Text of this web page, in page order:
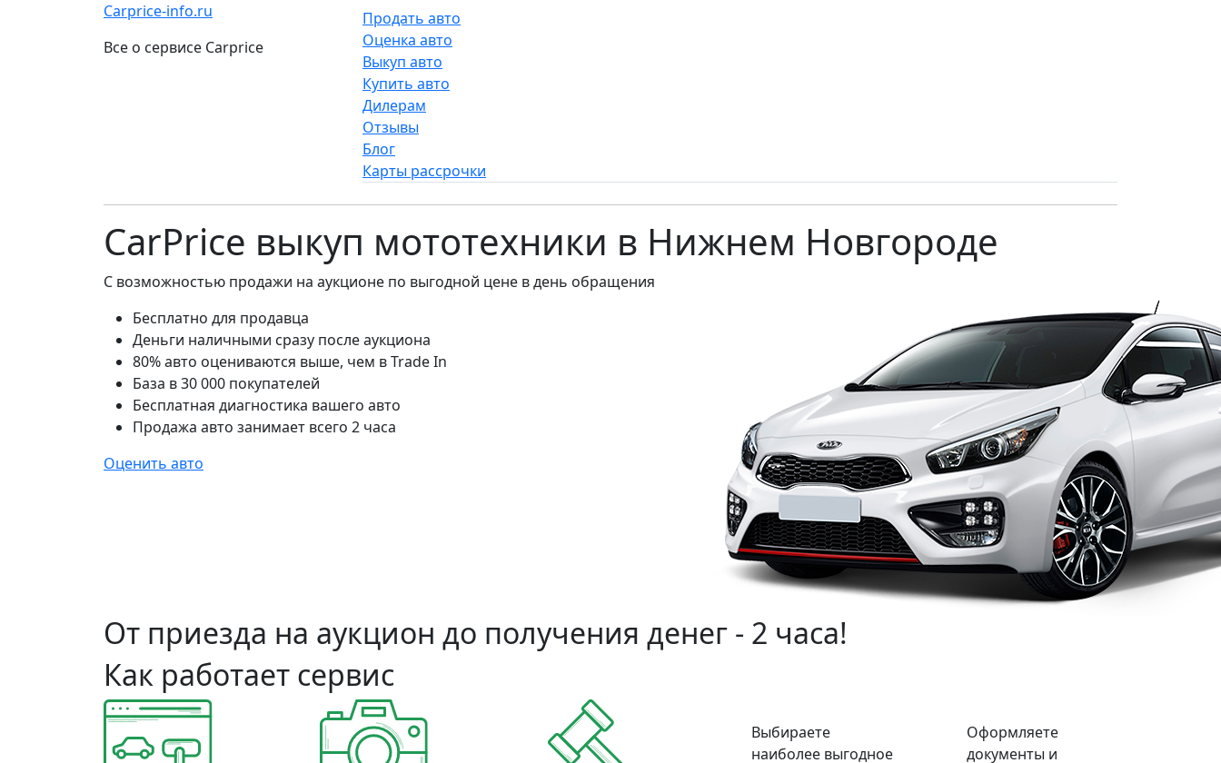
Carprice-info.ru
Все о сервисе Carprice
Продать авто
Оценка авто
Выкуп авто
Купить авто
Дилерам
Отзывы
Блог
Карты рассрочки
CarPrice выкуп мототехники в Нижнем Новгороде
С возможностью продажи на аукционе по выгодной цене в день обращения
Бесплатно для продавца
Деньги наличными сразу после аукциона
80% авто оцениваются выше, чем в Trade In
База в 30 000 покупателей
Бесплатная диагностика вашего авто
Продажа авто занимает всего 2 часа
Оценить авто
От приезда на аукцион до получения денег - 2 часа!
Как работает сервис
Выбираете
наиболее выгодное
Оформляете
документы и